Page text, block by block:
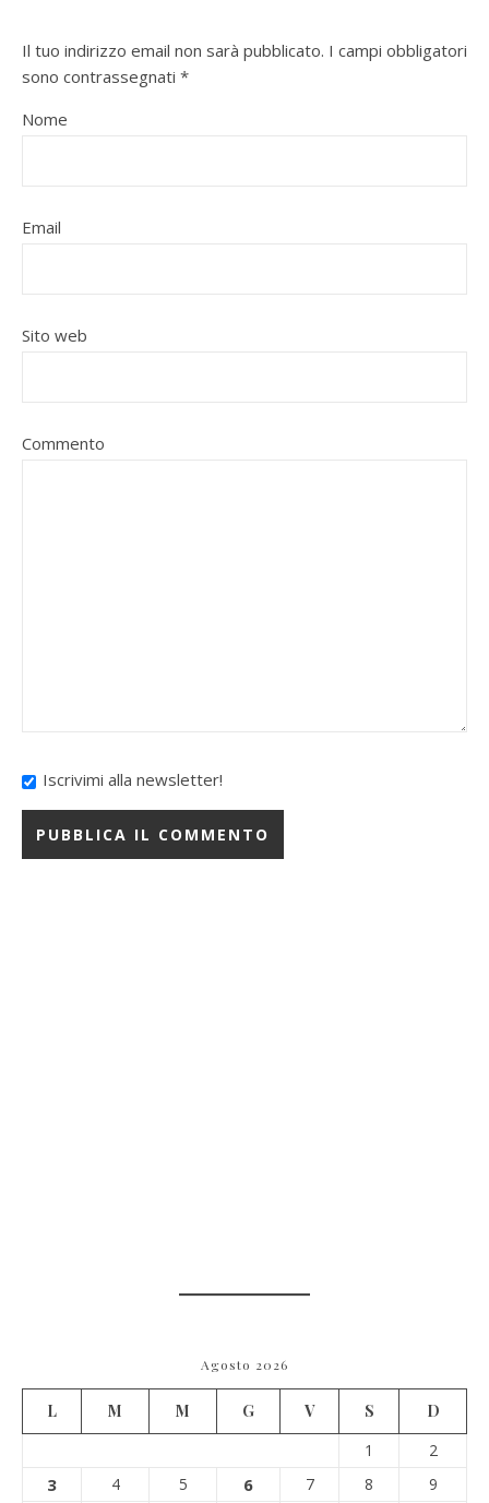
Il tuo indirizzo email non sarà pubblicato. I campi obbligatori
sono contrassegnati *
Nome
Email
Sito web
Commento
Iscrivimi alla newsletter!
Agosto 2026
L M M G V S
D
1
2
3 4 5 6 7 8
9